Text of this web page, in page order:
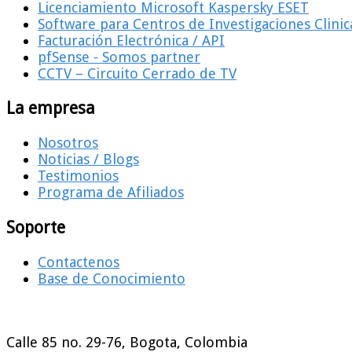
Licenciamiento Microsoft Kaspersky ESET
Software para Centros de Investigaciones
Facturación Electrónica / API
pfSense - Somos partner
CCTV – Circuito Cerrado de TV
La empresa
Nosotros
Noticias / Blogs
Testimonios
Programa de Afiliados
Soporte
Contactenos
Base de Conocimiento
Calle 85 no. 29-76, Bogota, Colombia